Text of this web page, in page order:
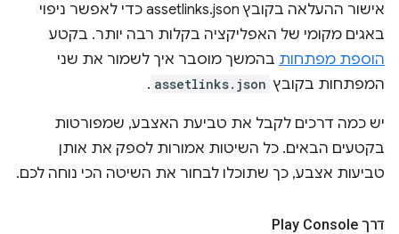
אישור ההעלאה בקובץ assetlinks.json כדי לאפשר ניפוי
באגים מקומי של האפליקציה בקלות רבה יותר. בקטע
הוספת מפתחות בהמשך מוסבר איך לשמור את שני
המפתחות בקובץ assetlinks.json
.
יש כמה דרכים לקבל את טביעת האצבע, שמפורטות
בקטעים הבאים. כל השיטות אמורות לספק את אותן
טביעות אצבע, כך שתוכלו לבחור את השיטה הכי נוחה לכם.
דרך Play Console